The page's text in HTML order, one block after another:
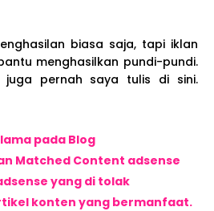
biasa saja, tapi iklan
menghasilkan pundi-pundi.
juga pernah saya tulis di sini.
pada Blog
Matched Content adsense
yang di tolak
konten yang bermanfaat.